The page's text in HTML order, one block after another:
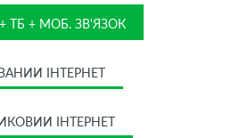
ТБ + МОБ. ЗВ'ЯЗОК
ІНТЕРНЕТ
ІНТЕРНЕТ